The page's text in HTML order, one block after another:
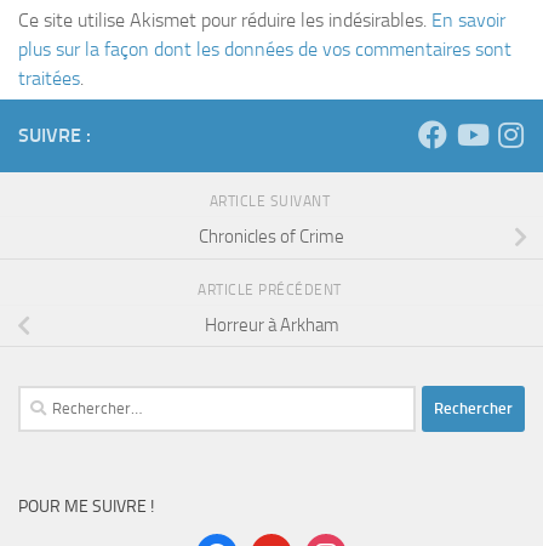
Ce site utilise Akismet pour réduire les indésirables. En savoir
plus sur la façon dont les données de vos commentaires sont
traitées.
SUIVRE :
ARTICLE SUIVANT
Chronicles of Crime
ARTICLE PRÉCÉDENT
Horreur à Arkham
Rechercher :
POUR ME SUIVRE !